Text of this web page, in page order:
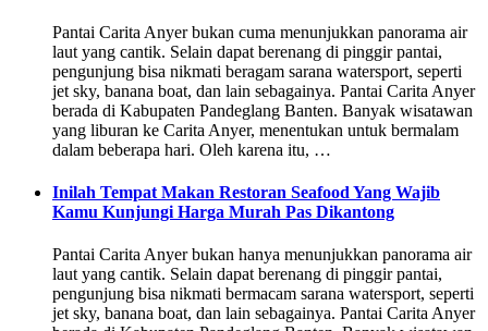
Pantai Carita Anyer bukan cuma menunjukkan panorama air
laut yang cantik. Selain dapat berenang di pinggir pantai,
pengunjung bisa nikmati beragam sarana watersport, seperti
jet sky, banana boat, dan lain sebagainya. Pantai Carita Anyer
berada di Kabupaten Pandeglang Banten. Banyak wisatawan
yang liburan ke Carita Anyer, menentukan untuk bermalam
dalam beberapa hari. Oleh karena itu, …
Inilah Tempat Makan Restoran Seafood Yang Wajib
Kamu Kunjungi Harga Murah Pas Dikantong
Pantai Carita Anyer bukan hanya menunjukkan panorama air
laut yang cantik. Selain dapat berenang di pinggir pantai,
pengunjung bisa nikmati bermacam sarana watersport, seperti
jet sky, banana boat, dan lain sebagainya. Pantai Carita Anyer